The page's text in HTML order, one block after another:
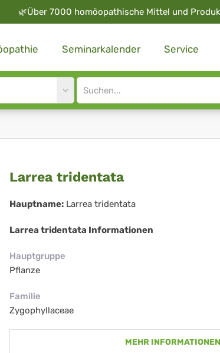
🌿Über 7000 homöopathische Mittel und
Seminarkalender Service
Site
search
Larrea
tridentata
Larrea tridentata
Hauptname: Larrea tridentata
Larrea tridentata Informationen
Hauptgruppe
Pflanze
Familie
Zygophyllaceae
MEHR INFORMATIONEN